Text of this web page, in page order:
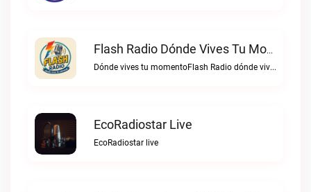
Flash Radio Dónde Vives Tu Momento Live
Dónde vives tu momentoFlash Radio dónde vives tu momento live
EcoRadiostar Live
EcoRadiostar live